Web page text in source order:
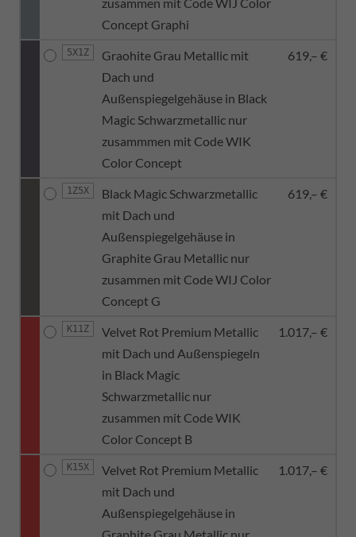
Concept Graphi
5X1Z
Graohite Grau Metallic mit
Dach und
Außenspiegelgehäuse in Black
Magic Schwarzmetallic nur
zusammmen mit Code WIK
Color Concept
619,– €
1Z5X
Black Magic Schwarzmetallic
mit Dach und
Außenspiegelgehäuse in
Graphite Grau Metallic nur
zusammen mit Code WIJ Color
Concept G
619,– €
K11Z
Velvet Rot Premium Metallic
mit Dach und Außenspiegeln
in Black Magic
Schwarzmetallic nur
zusammen mit Code WIK
Color Concept B
1.017,– €
K15X
Velvet Rot Premium Metallic
mit Dach und
Außenspiegelgehäuse in
1.017,– €